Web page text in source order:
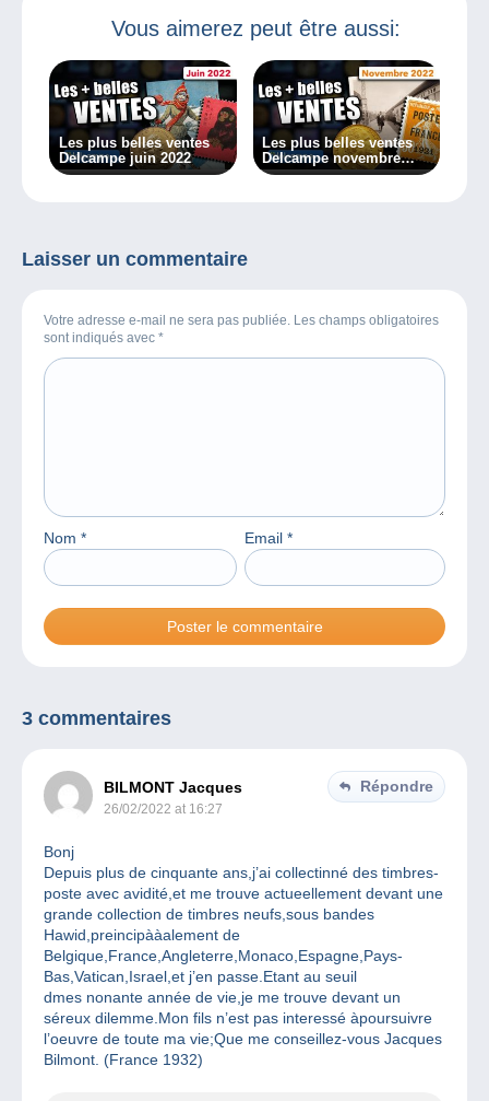
Vous aimerez peut être aussi:
Les plus belles ventes
Delcampe juin 2022
Les plus belles ventes
Delcampe novembre
2022
Laisser un commentaire
Votre adresse e-mail ne sera pas publiée. Les champs obligatoires
sont indiqués avec *
Nom * Email *
3 commentaires
BILMONT Jacques
26/02/2022 at 16:27
Répondre
Bonj
Depuis plus de cinquante ans,j’ai collectinné des timbres-
poste avec avidité,et me trouve actueellement devant une
grande collection de timbres neufs,sous bandes
Hawid,preincipààalement de
Belgique,France,Angleterre,Monaco,Espagne,Pays-
Bas,Vatican,Israel,et j’en passe.Etant au seuil
dmes nonante année de vie,je me trouve devant un
séreux dilemme.Mon fils n’est pas interessé àpoursuivre
l’oeuvre de toute ma vie;Que me conseillez-vous Jacques
Bilmont. (France 1932)